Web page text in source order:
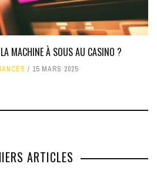
MACHINE À SOUS AU CASINO ?
15 MARS 2025
ARTICLES